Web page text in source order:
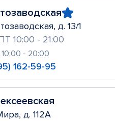
д. 13/1
10:00 - 21:00
- 20:00
162-59-95
д. 112А